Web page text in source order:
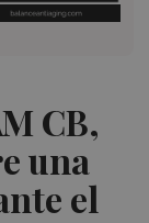
CB,
una
el